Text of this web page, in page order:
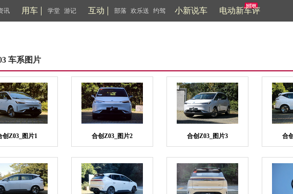
讯 用车 学堂 游记 互动 部落 欢乐送 约驾 小新说车 电动新车评
车系图片
创Z03_图片1 合创Z03_图片2 合创Z03_图片3 合